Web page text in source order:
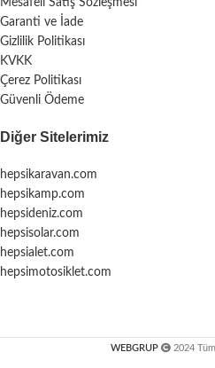
Mesafeli Satış Sözleşmesi
Garanti ve İade
Gizlilik Politikası
KVKK
Çerez Politikası
Güvenli Ödeme
Diğer Sitelerimiz
hepsikaravan.com
hepsikamp.com
hepsideniz.com
hepsisolar.com
hepsialet.com
hepsimotosiklet.com
WEBGRUP 2024 Tüm